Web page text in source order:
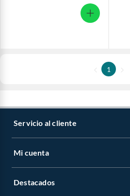
1
Servicio al cliente
Mi cuenta
Destacados